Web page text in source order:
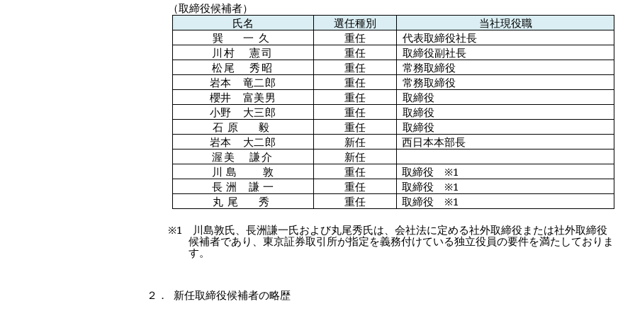
（取締役候補者）
氏名
選任種別
当社現役職
巽 一久
重任
代表取締役社長
川村 憲司
重任
取締役副社長
松尾 秀昭
重任
常務取締役
岩本 竜二郎
重任
常務取締役
櫻井 富美男
重任
取締役
小野 大三郎
重任
取締役
石原 毅
重任
取締役
岩本 大二郎
新任
西日本本部長
渥美 謙介
新任
川 島 敦
重任 取締役 ※1
長 洲 謙 一
重任 取締役 ※1
丸尾 秀
重任 取締役 ※1
※1 川島敦氏、長洲謙一氏および丸尾秀氏は、会社法に定める社外取締役または社外取締役
候補者であり、東京証券取引所が指定を義務付けている独立役員の要件を満たしておりま
す。
２． 新任取締役候補者の略歴